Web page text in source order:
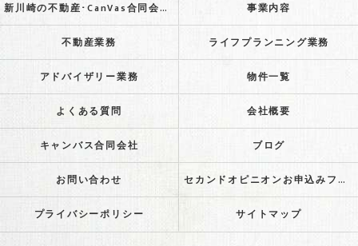
新川崎の不動産･CanVas合同会社のお客様の声 事業内容
不動産業務 ライフプランニング業務
アドバイザリー業務 物件一覧
よくある質問 会社概要
キャンバス合同会社 ブログ
お問い合わせ セカンドオピニオンお申込みフォーム
プライバシーポリシー サイトマップ